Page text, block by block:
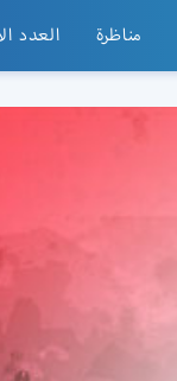
مناظرة العدد